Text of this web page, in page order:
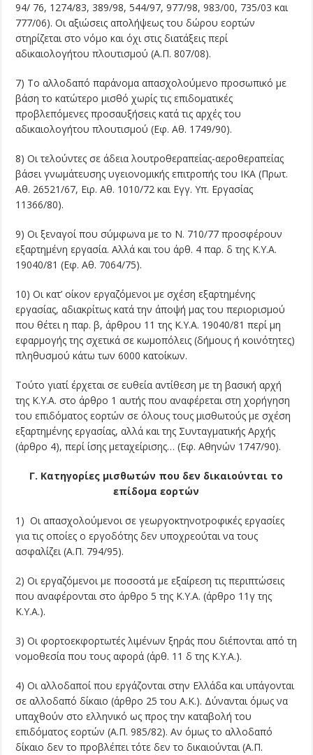
94/ 76, 1274/83, 389/98, 544/97, 977/98, 983/00, 735/03 και
777/06). Οι αξιώσεις απολήψεως του δώρου εορτών
στηρίζεται στο νόμο και όχι στις διατάξεις περί
αδικαιολογήτου πλουτισμού (Α.Π. 807/08).
7) Το αλλοδαπό παράνομα απασχολούμενο προσωπικό με
βάση το κατώτερο μισθό χωρίς τις επιδοματικές
προβλεπόμενες προσαυξήσεις κατά τις αρχές του
αδικαιολογήτου πλουτισμού (Εφ. Αθ. 1749/90).
8) Οι τελούντες σε άδεια λουτροθεραπείας-αεροθεραπείας
βάσει γνωμάτευσης υγειονομικής επιτροπής του ΙΚΑ (Πρωτ.
Αθ. 26521/67, Ειρ. Αθ. 1010/72 και Εγγ. Υπ. Εργασίας
11366/80).
9) Οι ξεναγοί που σύμφωνα με το Ν. 710/77 προσφέρουν
εξαρτημένη εργασία. Αλλά και του άρθ. 4 παρ. δ της Κ.Υ.Α.
19040/81 (Εφ. Αθ. 7064/75).
10) Οι κατ’ οίκον εργαζόμενοι με σχέση εξαρτημένης
εργασίας, αδιακρίτως κατά την άποψή μας του περιορισμού
που θέτει η παρ. β, άρθρου 11 της Κ.Υ.Α. 19040/81 περί μη
εφαρμογής της σχετικά σε κωμοπόλεις (δήμους ή κοινότητες)
πληθυσμού κάτω των 6000 κατοίκων.
Τούτο γιατί έρχεται σε ευθεία αντίθεση με τη βασική αρχή
της Κ.Υ.Α. στο άρθρο 1 αυτής που αναφέρεται στη χορήγηση
του επιδόματος εορτών σε όλους τους μισθωτούς με σχέση
εξαρτημένης εργασίας, αλλά και της Συνταγματικής Αρχής
(άρθρο 4), περί ίσης μεταχείρισης… (Εφ. Αθηνών 1747/90).
Γ. Κατηγορίες μισθωτών που δεν δικαιούνται το
επίδομα εορτών
1) Οι απασχολούμενοι σε γεωργοκτηνοτροφικές εργασίες
για τις οποίες ο εργοδότης δεν υποχρεούται να τους
ασφαλίζει (Α.Π. 794/95).
2) Οι εργαζόμενοι με ποσοστά με εξαίρεση τις περιπτώσεις
που αναφέρονται στο άρθρο 5 της Κ.Υ.Α. (άρθρο 11γ της
Κ.Υ.Α.).
3) Οι φορτοεκφορτωτές λιμένων ξηράς που διέπονται από τη
νομοθεσία που τους αφορά (άρθ. 11 δ της Κ.Υ.Α.).
4) Οι αλλοδαποί που εργάζονται στην Ελλάδα και υπάγονται
σε αλλοδαπό δίκαιο (άρθρο 25 του Α.Κ.). Δύνανται όμως να
υπαχθούν στο ελληνικό ως προς την καταβολή του
επιδόματος εορτών (Α.Π. 985/82). Αν όμως το αλλοδαπό
δίκαιο δεν το προβλέπει τότε δεν το δικαιούνται (Α.Π.